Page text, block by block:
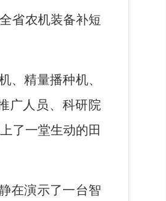
省农机装备补短
、精量播种机、
广人员、科研院
了一堂生动的田
在演示了一台智